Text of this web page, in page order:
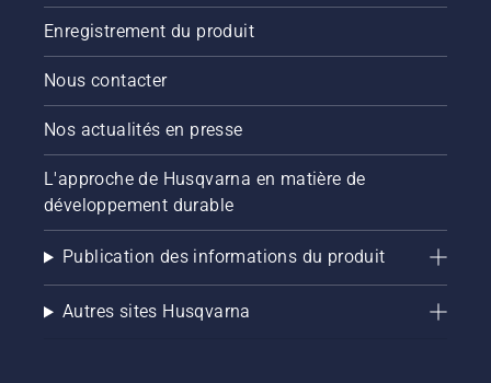
Enregistrement du produit
Nous contacter
Nos actualités en presse
L'approche de Husqvarna en matière de
développement durable
Publication des informations du produit
Autres sites Husqvarna